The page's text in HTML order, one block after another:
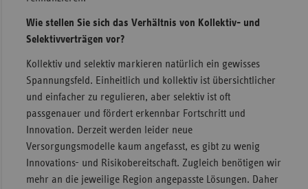
Wie stellen Sie sich das Verhältnis von Kollektiv- und
Selektivverträgen vor?
Kollektiv und selektiv markieren natürlich ein gewisses
Spannungsfeld. Einheitlich und kollektiv ist übersichtlicher
und einfacher zu regulieren, aber selektiv ist oft
passgenauer und fördert erkennbar Fortschritt und
Innovation. Derzeit werden leider neue
Versorgungsmodelle kaum angefasst, es gibt zu wenig
Innovations- und Risikobereitschaft. Zugleich benötigen wir
mehr an die jeweilige Region angepasste Lösungen. Daher